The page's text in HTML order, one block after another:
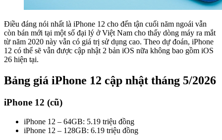
Điều đáng nói nhất là iPhone 12 cho đến tận cuối năm ngoái vẫn
còn bán mới tại một số đại lý ở Việt Nam cho thấy dòng máy ra mắt
từ năm 2020 này vẫn có giá trị sử dụng cao. Theo dự đoán, iPhone
12 có thể sẽ vẫn được cập nhật 2 bản iOS nữa không bao gồm iOS
26 hiện tại.
Bảng giá iPhone 12 cập nhật tháng 5/2026
iPhone 12 (cũ)
iPhone 12 – 64GB: 5.19 triệu đồng
iPhone 12 – 128GB: 6.19 triệu đồng